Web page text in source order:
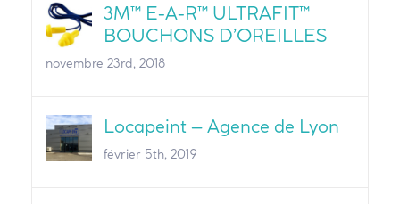
3M™ E-A-R™ ULTRAFIT™
BOUCHONS D’OREILLES
novembre 23rd, 2018
Locapeint – Agence de Lyon
février 5th, 2019